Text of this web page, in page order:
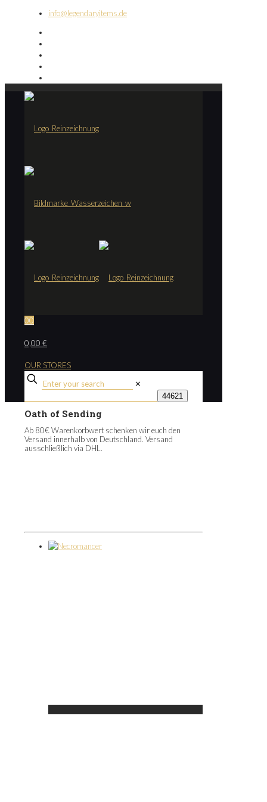
info@legendaryitems.de
00
0,00 €
OUR STORES
✕
Oath of Sending
Ab 80€ Warenkorbwert schenken wir euch den
Versand innerhalb von Deutschland. Versand
ausschließlich via DHL.